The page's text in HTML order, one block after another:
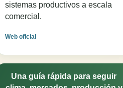
sistemas productivos a escala
comercial.
Web oficial
Una guía rápida para seguir